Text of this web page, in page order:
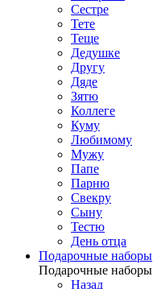
Сестре
Тете
Теще
Дедушке
Другу
Дяде
Зятю
Коллеге
Куму
Любимому
Мужу
Папе
Парню
Свекру
Сыну
Тестю
День отца
Подарочные наборы
Подарочные наборы
Назад